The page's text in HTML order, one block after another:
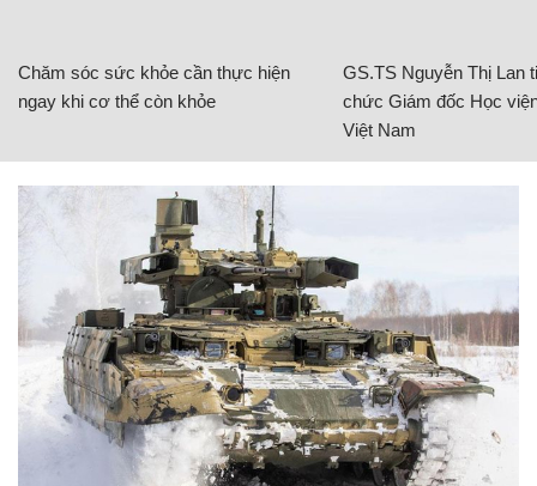
Chăm sóc sức khỏe cần thực hiện
ngay khi cơ thể còn khỏe
GS.TS Nguyễn Thị Lan
chức Giám đốc Học
Việt Nam